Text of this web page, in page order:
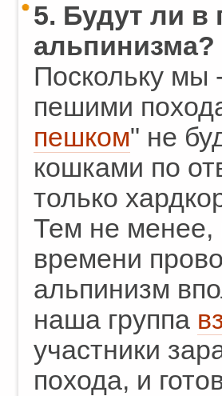
5. Будут ли в
альпинизма?
Поскольку мы
пешими
пешком" не
кошками по
только
Тем не менее,
времени
альпинизм
наша группа
участники
похода, и